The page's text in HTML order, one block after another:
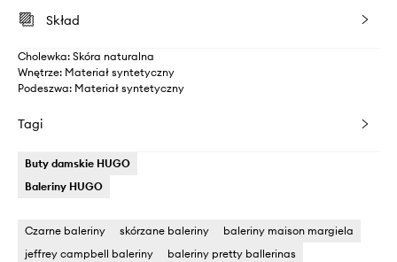
Skład
Cholewka: Skóra naturalna
Wnętrze: Materiał syntetyczny
Podeszwa: Materiał syntetyczny
Tagi
Buty damskie HUGO
Baleriny HUGO
Czarne baleriny skórzane baleriny
baleriny maison margiela
jeffrey campbell baleriny
baleriny pretty ballerinas